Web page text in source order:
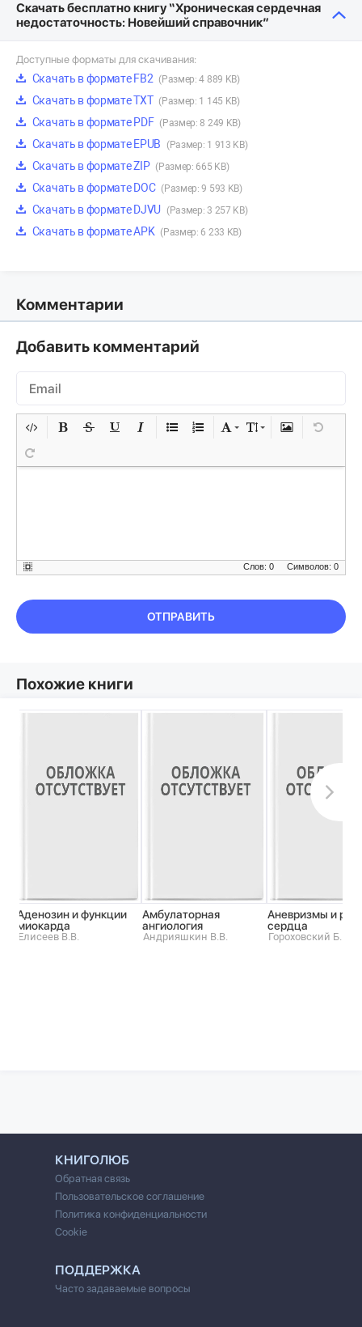
Скачать бесплатно книгу “Хроническая сердечная
недостаточность: Новейший справочник”
Доступные форматы для скачивания:
Скачать в формате FB2 (Размер: 4 889 KB)
Скачать в формате TXT (Размер: 1 145 KB)
Скачать в формате PDF (Размер: 8 249 KB)
Скачать в формате EPUB (Размер: 1 913 KB)
Скачать в формате ZIP (Размер: 665 KB)
Скачать в формате DOC (Размер: 9 593 KB)
Скачать в формате DJVU (Размер: 3 257 KB)
Скачать в формате APK (Размер: 6 233 KB)
Комментарии
Добавить комментарий
Символов: 0
Слов: 0
ОТПРАВИТЬ
Похожие книги
Аденозин и функции
миокарда
Елисеев В.В.
Амбулаторная
ангиология
Андрияшкин В.В.
Аневризмы и
сердца
Гороховский Б.И.
КНИГОЛЮБ
Обратная связь
Пользовательское соглашение
Политика конфиденциальности
Cookie
ПОДДЕРЖКА
Часто задаваемые вопросы